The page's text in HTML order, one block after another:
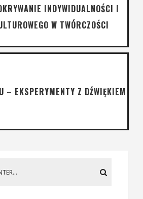
INDYWIDUALNOŚCI I
W TWÓRCZOŚCI
– EKSPERYMENTY Z DŹWIĘKIEM